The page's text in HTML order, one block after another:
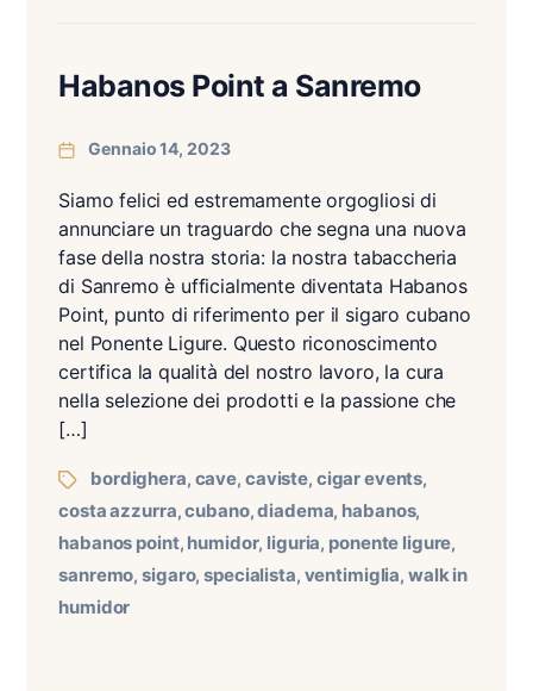
Habanos Point a Sanremo
Gennaio 14, 2023
Siamo felici ed estremamente orgogliosi di
annunciare un traguardo che segna una nuova
fase della nostra storia: la nostra tabaccheria
di Sanremo è ufficialmente diventata Habanos
Point, punto di riferimento per il sigaro cubano
nel Ponente Ligure. Questo riconoscimento
certifica la qualità del nostro lavoro, la cura
nella selezione dei prodotti e la passione che
[…]
bordighera, cave, caviste, cigar events,
costa azzurra,cubano,diadema, habanos,
habanos point, humidor, liguria, ponente ligure,
sanremo,sigaro,specialista, ventimiglia, walk in
humidor